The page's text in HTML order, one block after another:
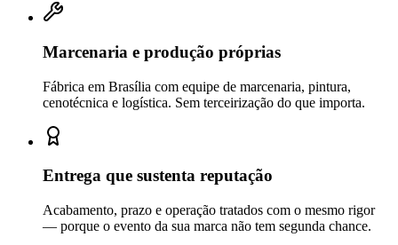
Marcenaria e produção próprias
Fábrica em Brasília com equipe de marcenaria, pintura,
cenotécnica e logística. Sem terceirização do que importa.
Entrega que sustenta reputação
Acabamento, prazo e operação tratados com o mesmo rigor
— porque o evento da sua marca não tem segunda chance.